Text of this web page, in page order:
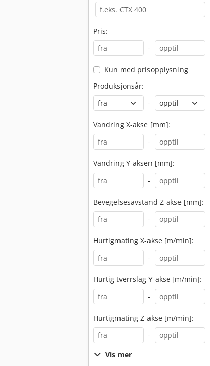
Pris:
-
Kun med prisopplysning
Produksjonsår:
-
Vandring X-akse [mm]:
-
Vandring Y-aksen [mm]:
-
Bevegelsesavstand Z-akse [mm]:
-
Hurtigmating X-akse [m/min]:
-
Hurtig tverrslag Y-akse [m/min]:
-
Hurtigmating Z-akse [m/min]:
-
Vis mer
Mori Hermle C 800 V Mcv